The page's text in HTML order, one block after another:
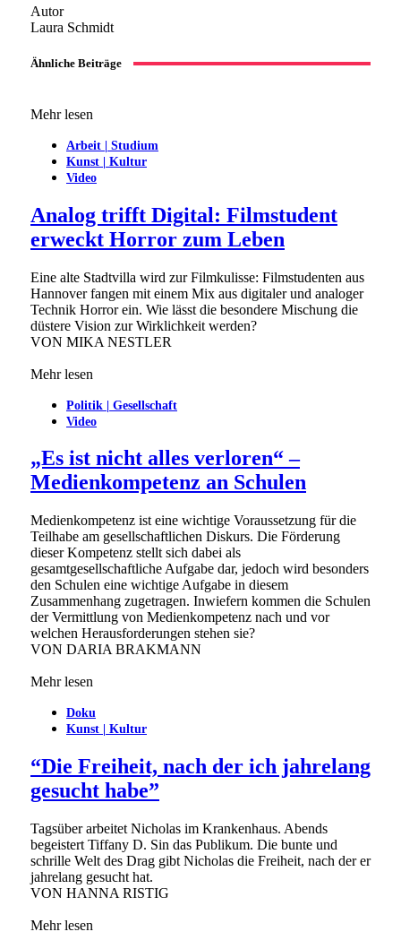
Autor
Laura Schmidt
Ähnliche Beiträge
Mehr lesen
Arbeit | Studium
Kunst | Kultur
Video
Analog trifft Digital: Filmstudent
erweckt Horror zum Leben
Eine alte Stadtvilla wird zur Filmkulisse: Filmstudenten aus
Hannover fangen mit einem Mix aus digitaler und analoger
Technik Horror ein. Wie lässt die besondere Mischung die
düstere Vision zur Wirklichkeit werden?
VON MIKA NESTLER
Mehr lesen
Politik | Gesellschaft
Video
„Es ist nicht alles verloren“ –
Medienkompetenz an Schulen
Medienkompetenz ist eine wichtige Voraussetzung für die
Teilhabe am gesellschaftlichen Diskurs. Die Förderung
dieser Kompetenz stellt sich dabei als
gesamtgesellschaftliche Aufgabe dar, jedoch wird besonders
den Schulen eine wichtige Aufgabe in diesem
Zusammenhang zugetragen. Inwiefern kommen die Schulen
der Vermittlung von Medienkompetenz nach und vor
welchen Herausforderungen stehen sie?
VON DARIA BRAKMANN
Mehr lesen
Doku
Kunst | Kultur
“Die Freiheit, nach der ich jahrelang
gesucht habe”
Tagsüber arbeitet Nicholas im Krankenhaus. Abends
begeistert Tiffany D. Sin das Publikum. Die bunte und
schrille Welt des Drag gibt Nicholas die Freiheit, nach der er
jahrelang gesucht hat.
VON HANNA RISTIG
Mehr lesen